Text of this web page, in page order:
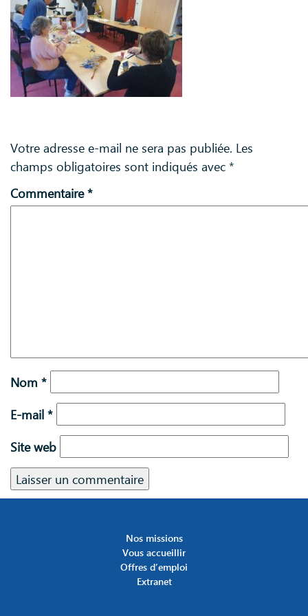
Votre adresse e-mail ne sera pas publiée. Les
champs obligatoires sont indiqués avec *
Commentaire*
Nom *
E-mail *
Site web
Nos missions
Vous accueillir
Offres d’emploi
Extranet